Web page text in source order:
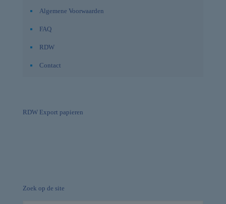
Algemene Voorwaarden
FAQ
RDW
Contact
RDW Export papieren
Zoek op de site